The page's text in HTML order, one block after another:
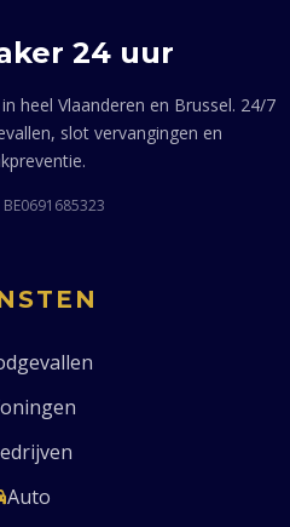
24 uur
heel Vlaanderen en Brussel. 24/7
slot vervangingen en
BE0691685323
Auto